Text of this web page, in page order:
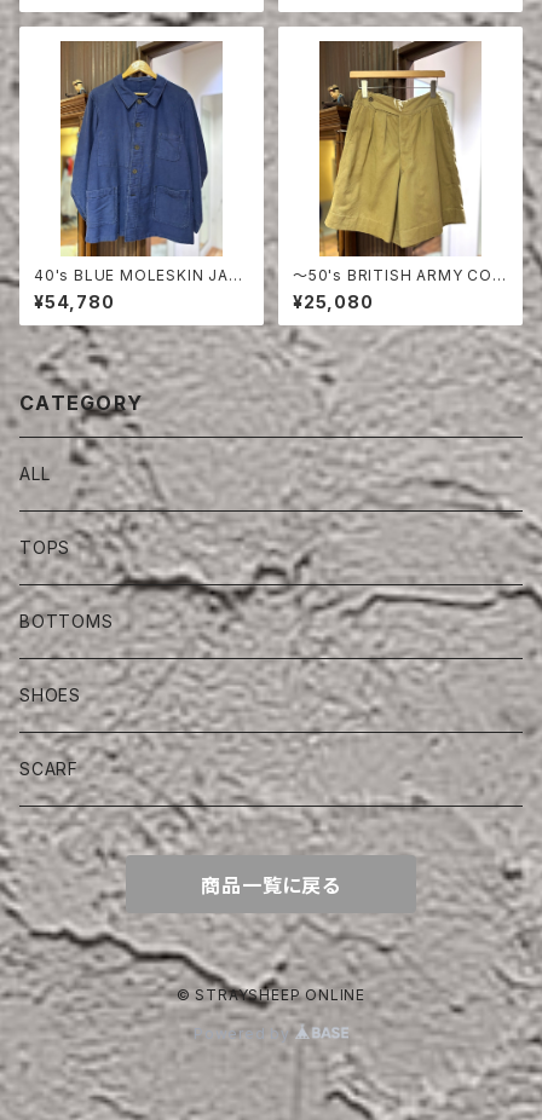
40's BLUE MOLESKIN JAC
KET
¥54,780
〜50's BRITISH ARMY COT
TON DRILL SHORTS
¥25,080
CATEGORY
ALL
TOPS
BOTTOMS
SHOES
SCARF
商品一覧に戻る
© STRAYSHEEP ONLINE
Powered by